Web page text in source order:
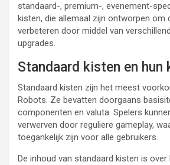
standaard-, premium-, evenement-
kisten, die allemaal zijn ontworpen om
verbeteren door middel van
upgrades.
Standaard kisten en hun
Standaard kisten zijn het meest
Robots. Ze bevatten doorgaans
componenten en valuta. Spelers
verwerven door reguliere gameplay,
toegankelijk zijn voor alle gebruikers.
De inhoud van standaard kisten is over